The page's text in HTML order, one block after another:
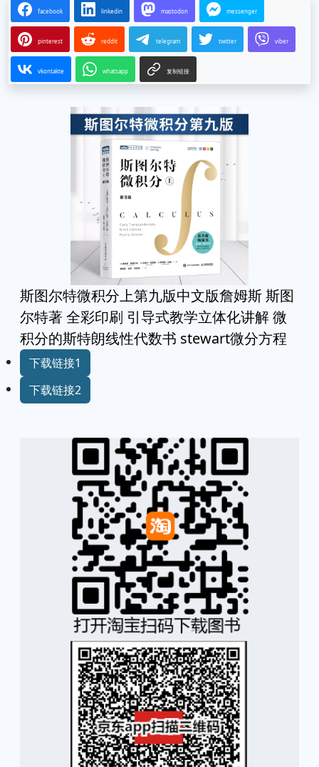
facebook linkedin mastodon messenger
pinterest reddit telegram twitter viber
vkontakte whatsapp 复制链接
斯图尔特微积分上第九版中文版詹姆斯 斯图
尔特著 全彩印刷 引导式教学立体化讲解 微
积分的斯特朗线性代数书 stewart微分方程
下载链接1
下载链接2